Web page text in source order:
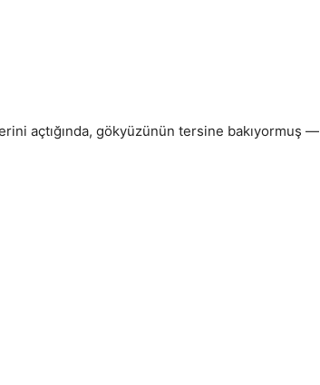
açtığında, gökyüzünün tersine bakıyormuş —